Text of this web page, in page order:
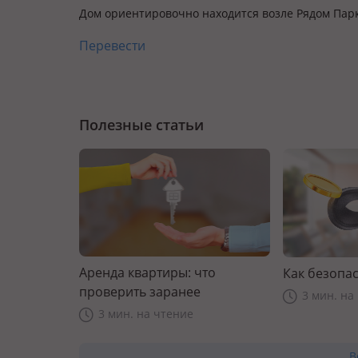
Дом ориентировочно находится возле Рядом
Перевести
Полезные статьи
Аренда квартиры: что
проверить заранее
3 мин. на чтение
Как
3 мин. на